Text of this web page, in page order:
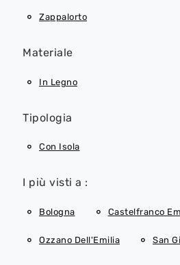
Zappalorto
Materiale
In Legno
Tipologia
Con Isola
I più visti a :
Bologna Castelfranco
Ozzano Dell'Emilia San